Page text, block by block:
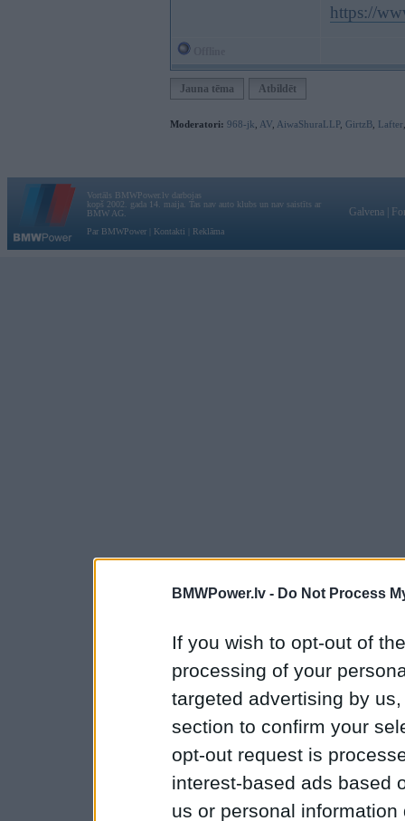
BMWPower.lv - Do Not Process
If you wish to opt-out of
processing of your
targeted advertising by
section to confirm your
opt-out request is
interest-based ads based
us or personal
https://
Jauna tēma Atbildēt
Moderatori: 968-jk AV AiwaShuraLLP, GirtzB Lafter
Vortāls BMWPower.lv darbojas
kopš 2002. gada 14. maija. Tas nav auto klubs un nav saistīts ar
BMW AG.
Par BMWPower
Kontakti Reklāma
Galvena